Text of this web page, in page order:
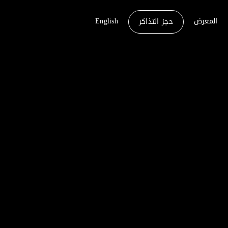
المعرض حجز التذاكر English